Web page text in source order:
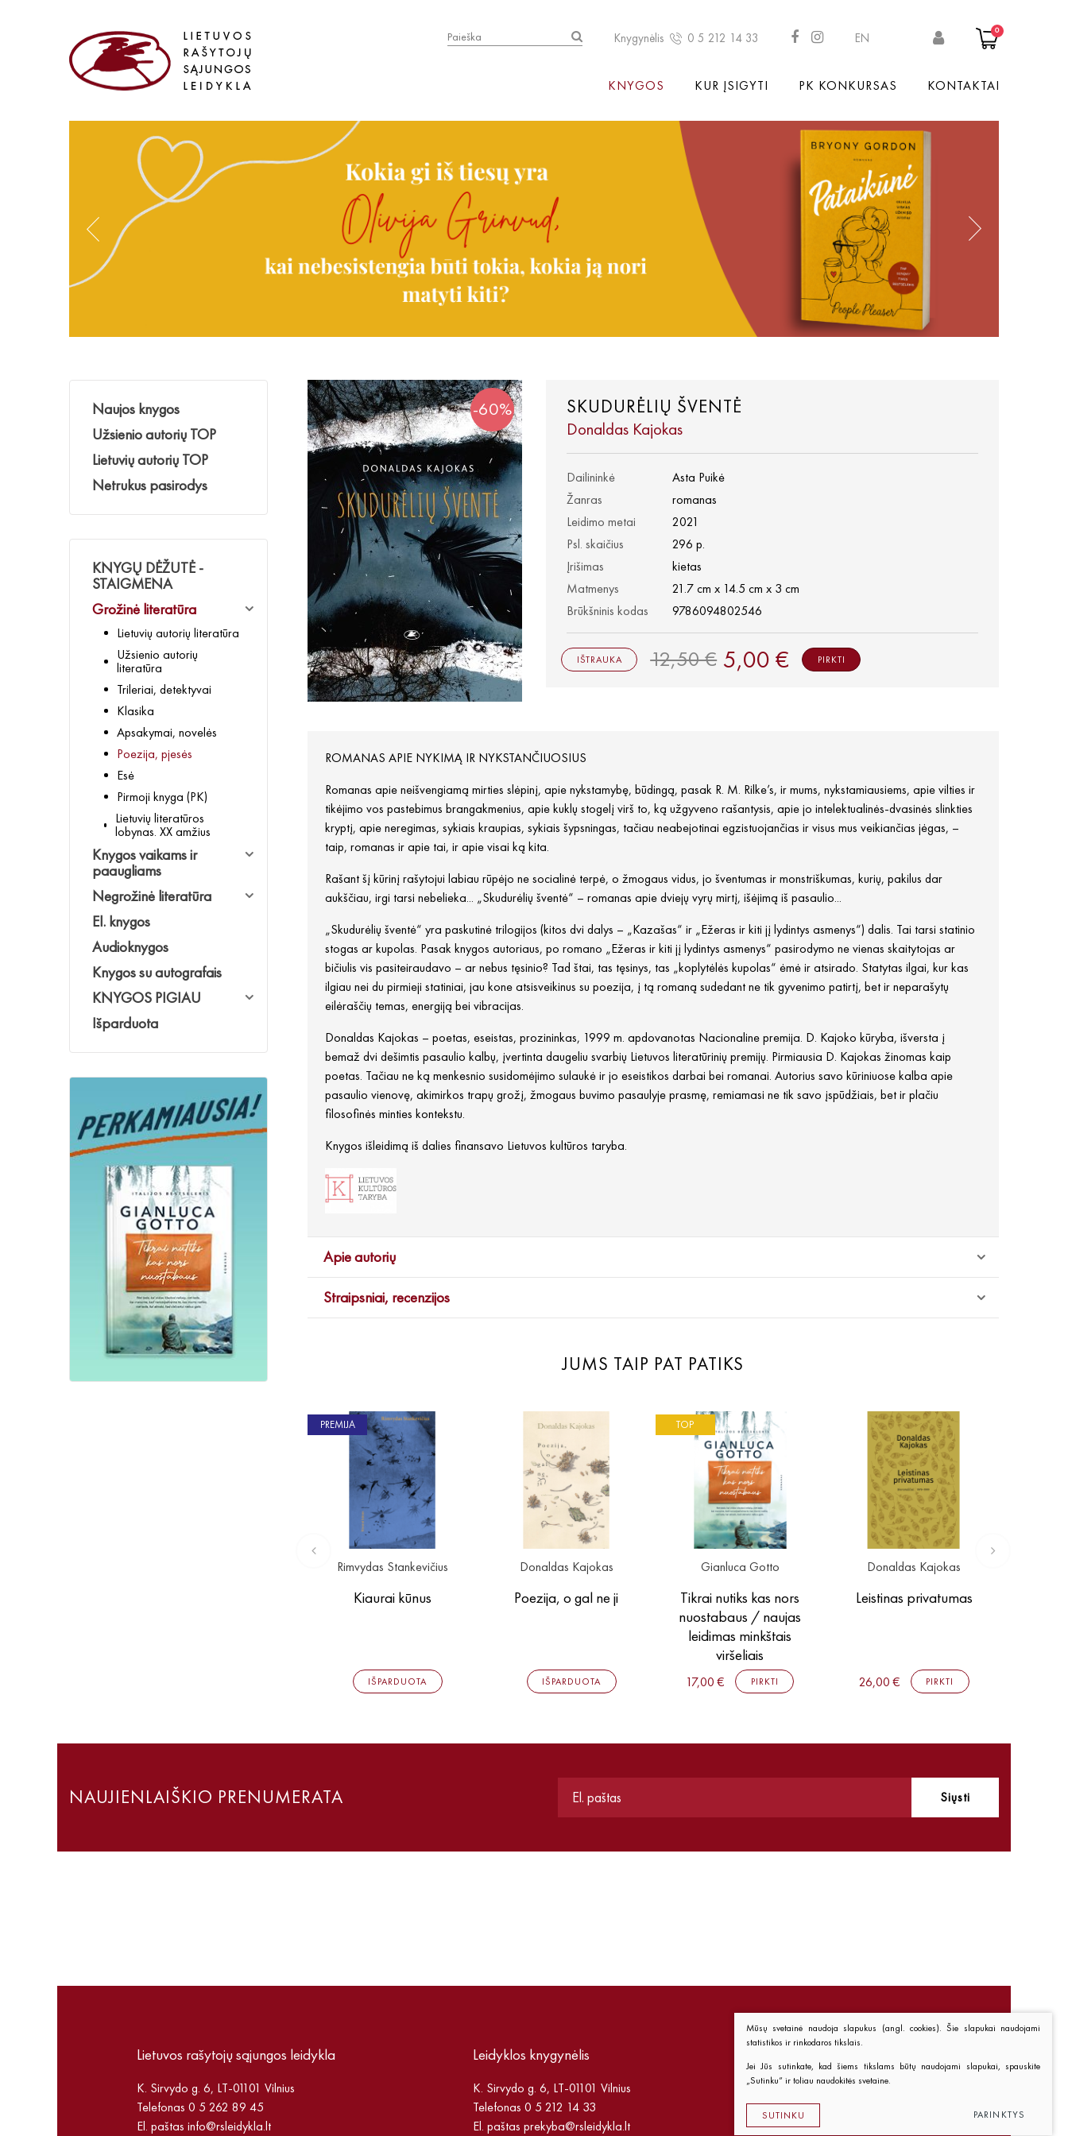
Knygynėlis 0 5 212 14 33 EN
0
KNYGOS KUR ĮSIGYTI PK KONKURSAS KONTAKTAI
Naujos knygos
Užsienio autorių TOP
Lietuvių autorių TOP
Netrukus pasirodys
KNYGŲ DĖŽUTĖ -
STAIGMENA
Grožinė literatūra
Lietuvių autorių literatūra
Užsienio autorių
literatūra
Trileriai, detektyvai
Klasika
Apsakymai, novelės
Poezija, pjesės
Esė
Pirmoji knyga (PK)
Lietuvių literatūros
lobynas. XX amžius
Knygos vaikams ir
paaugliams
Negrožinė literatūra
El. knygos
Audioknygos
Knygos su autografais
KNYGOS PIGIAU
Išparduota
-60% SKUDURĖLIŲ ŠVENTĖ
Donaldas Kajokas
Dailininkė
Asta Puikė
Žanras
romanas
Leidimo metai
2021
Psl. skaičius
296 p.
Įrišimas
kietas
Matmenys
21.7 cm x 14.5 cm x 3 cm
Brūkšninis kodas
9786094802546
IŠTRAUKA 12,50 € 5,00 € PIRKTI
ROMANAS APIE NYKIMĄ IR NYKSTANČIUOSIUS
Romanas apie neišvengiamą mirties slėpinį, apie nykstamybę, būdingą, pasak R. M. Rilke’s, ir mums, nykstamiausiems, apie vilties ir
tikėjimo vos pastebimus brangakmenius, apie kuklų stogelį virš to, ką užgyveno rašantysis, apie jo intelektualinės-dvasinės slinkties
kryptį, apie neregimas, sykiais kraupias, sykiais šypsningas, tačiau neabejotinai egzistuojančias ir visus mus veikiančias jėgas, –
taip, romanas ir apie tai, ir apie visai ką kita.
Rašant šį kūrinį rašytojui labiau rūpėjo ne socialinė terpė, o žmogaus vidus, jo šventumas ir monstriškumas, kurių, pakilus dar
aukščiau, irgi tarsi nebelieka... „Skudurėlių šventė“ – romanas apie dviejų vyrų mirtį, išėjimą iš pasaulio...
„Skudurėlių šventė“ yra paskutinė trilogijos (kitos dvi dalys – „Kazašas“ ir „Ežeras ir kiti jį lydintys asmenys“) dalis. Tai tarsi statinio
stogas ar kupolas. Pasak knygos autoriaus, po romano „Ežeras ir kiti jį lydintys asmenys“ pasirodymo ne vienas skaitytojas ar
bičiulis vis pasiteiraudavo – ar nebus tęsinio? Tad štai, tas tęsinys, tas „koplytėlės kupolas“ ėmė ir atsirado. Statytas ilgai, kur kas
ilgiau nei du pirmieji statiniai, jau kone atsisveikinus su poezija, į tą romaną sudedant ne tik gyvenimo patirtį, bet ir neparašytų
eilėraščių temas, energiją bei vibracijas.
Donaldas Kajokas – poetas, eseistas, prozininkas, 1999 m. apdovanotas Nacionaline premija. D. Kajoko kūryba, išversta į
bemaž dvi dešimtis pasaulio kalbų, įvertinta daugeliu svarbių Lietuvos literatūrinių premijų. Pirmiausia D. Kajokas žinomas kaip
poetas. Tačiau ne ką menkesnio susidomėjimo sulaukė ir jo eseistikos darbai bei romanai. Autorius savo kūriniuose kalba apie
pasaulio vienovę, akimirkos trapų grožį, žmogaus buvimo pasaulyje prasmę, remiamasi ne tik savo įspūdžiais, bet ir plačiu
filosofinės minties kontekstu.
Knygos išleidimą iš dalies finansavo Lietuvos kultūros taryba.
Apie autorių
Straipsniai, recenzijos
JUMS TAIP PAT PATIKS
PREMIJA
Rimvydas Stankevičius
Kiaurai kūnus
IŠPARDUOTA
Donaldas Kajokas
Poezija, o gal ne ji
IŠPARDUOTA
TOP
Gianluca Gotto
Tikrai nutiks kas nors
nuostabaus / naujas
leidimas minkštais
viršeliais
17,00 € PIRKTI
Donaldas Kajokas
Leistinas privatumas
26,00 € PIRKTI
NAUJIENLAIŠKIO PRENUMERATA Siųsti
Lietuvos rašytojų sąjungos leidykla
K. Sirvydo g. 6, LT-01101 Vilnius
Telefonas 0 5 262 89 45
El. paštas info@rsleidykla.lt
Leidyklos knygynėlis
K. Sirvydo g. 6, LT-01101 Vilnius
Telefonas 0 5 212 14 33
El. paštas prekyba@rsleidykla.lt
Kaip pirkti
Taisyklės
Mūsų svetainė naudoja slapukus (angl. cookies). Šie slapukai naudojami
statistikos ir rinkodaros tikslais.
Jei Jūs sutinkate, kad šiems tikslams būtų naudojami slapukai, spauskite
„Sutinku“ ir toliau naudokitės svetaine.
SUTINKU PARINKTYS